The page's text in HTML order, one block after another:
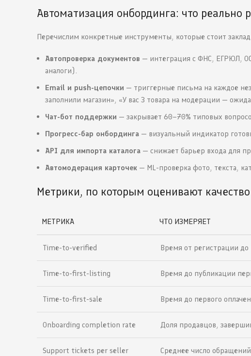
Автоматизация онбординга: что реально
Перечислим конкретные инструменты, которые стоит
Автопроверка документов — интеграция с ФНС, ЕГРЮЛ,
аналоги).
Email и push-цепочки — триггерные письма на каждое
заполнили магазин», «У вас 3 товара на модерации —
Чат-бот поддержки — закрывает 60–70% типовых
Прогресс-бар онбординга — визуальный индикатор
API для импорта каталога — снижает барьер входа для
Автомодерация карточек — ML-проверка фото, текста,
Метрики, по которым оценивают
МЕТРИКА ЧТО ИЗМЕРЯЕТ
Time-to-verified Время от регистрации
Time-to-first-listing Время до публикации
Time-to-first-sale Время до первого
Onboarding completion rate Доля продавцов,
Support tickets per seller Среднее число